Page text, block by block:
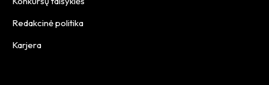
Redakcinė politika
Karjera